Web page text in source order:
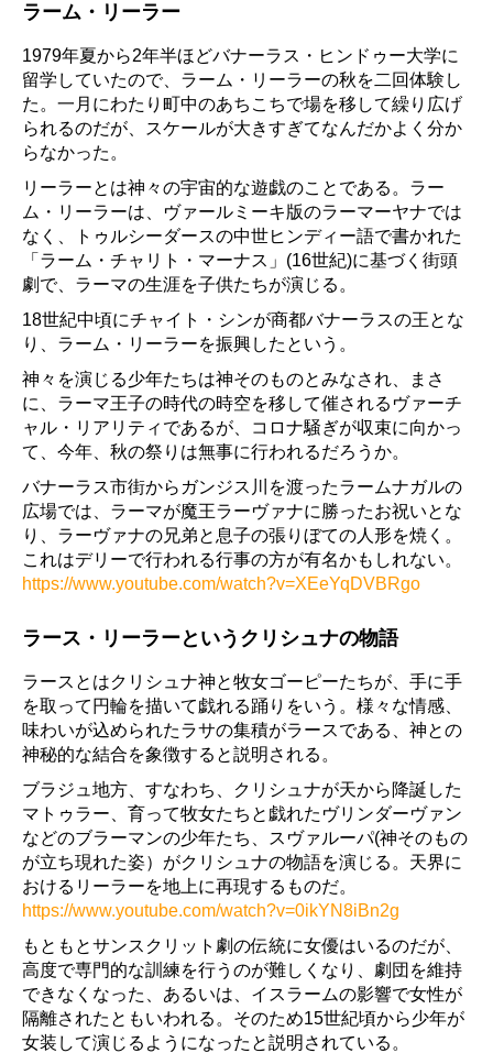
ラーム・リーラー
1979年夏から2年半ほどバナーラス・ヒンドゥー大学に
留学していたので、ラーム・リーラーの秋を二回体験し
た。一月にわたり町中のあちこちで場を移して繰り広げ
られるのだが、スケールが大きすぎてなんだかよく分か
らなかった。
リーラーとは神々の宇宙的な遊戯のことである。ラー
ム・リーラーは、ヴァールミーキ版のラーマーヤナでは
なく、トゥルシーダースの中世ヒンディー語で書かれた
「ラーム・チャリト・マーナス」(16世紀)に基づく街頭
劇で、ラーマの生涯を子供たちが演じる。
18世紀中頃にチャイト・シンが商都バナーラスの王とな
り、ラーム・リーラーを振興したという。
神々を演じる少年たちは神そのものとみなされ、まさ
に、ラーマ王子の時代の時空を移して催されるヴァーチ
ャル・リアリティであるが、コロナ騒ぎが収束に向かっ
て、今年、秋の祭りは無事に行われるだろうか。
バナーラス市街からガンジス川を渡ったラームナガルの
広場では、ラーマが魔王ラーヴァナに勝ったお祝いとな
り、ラーヴァナの兄弟と息子の張りぼての人形を焼く。
これはデリーで行われる行事の方が有名かもしれない。
https://www.youtube.com/watch?v=XEeYqDVBRgo
ラース・リーラーというクリシュナの物語
ラースとはクリシュナ神と牧女ゴーピーたちが、手に手
を取って円輪を描いて戯れる踊りをいう。様々な情感、
味わいが込められたラサの集積がラースである、神との
神秘的な結合を象徴すると説明される。
ブラジュ地方、すなわち、クリシュナが天から降誕した
マトゥラー、育って牧女たちと戯れたヴリンダーヴァン
などのブラーマンの少年たち、スヴァルーパ(神そのもの
が立ち現れた姿）がクリシュナの物語を演じる。天界に
おけるリーラーを地上に再現するものだ。
https://www.youtube.com/watch?v=0ikYN8iBn2g
もともとサンスクリット劇の伝統に女優はいるのだが、
高度で専門的な訓練を行うのが難しくなり、劇団を維持
できなくなった、あるいは、イスラームの影響で女性が
隔離されたともいわれる。そのため15世紀頃から少年が
女装して演じるようになったと説明されている。